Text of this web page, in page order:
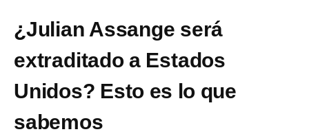
¿Julian Assange será
extraditado a Estados
Unidos? Esto es lo que
sabemos